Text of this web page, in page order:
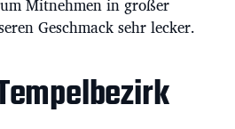
Mitnehmen in großer
Geschmack sehr lecker.